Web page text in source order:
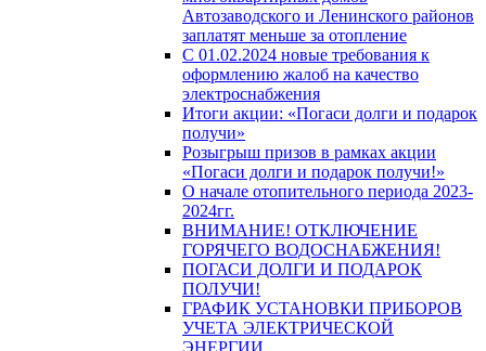
Автозаводского и Ленинского районов
заплатят меньше за отопление
С 01.02.2024 новые требования к
оформлению жалоб на качество
электроснабжения
Итоги акции: «Погаси долги и подарок
получи»
Розыгрыш призов в рамках акции
«Погаси долги и подарок получи!»
О начале отопительного периода 2023-
2024гг.
ВНИМАНИЕ! ОТКЛЮЧЕНИЕ
ГОРЯЧЕГО ВОДОСНАБЖЕНИЯ!
ПОГАСИ ДОЛГИ И ПОДАРОК
ПОЛУЧИ!
ГРАФИК УСТАНОВКИ ПРИБОРОВ
УЧЕТА ЭЛЕКТРИЧЕСКОЙ